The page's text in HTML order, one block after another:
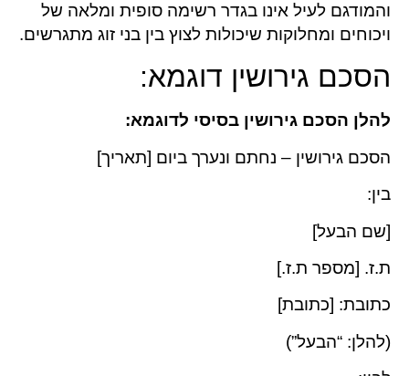
והמודגם לעיל אינו בגדר רשימה סופית ומלאה של
ויכוחים ומחלוקות שיכולות לצוץ בין בני זוג מתגרשים.
הסכם גירושין דוגמא:
להלן הסכם גירושין בסיסי לדוגמא:
הסכם גירושין – נחתם ונערך ביום [תאריך]
בין:
[שם הבעל]
ת.ז. [מספר ת.ז.]
כתובת: [כתובת]
(להלן: “הבעל”)